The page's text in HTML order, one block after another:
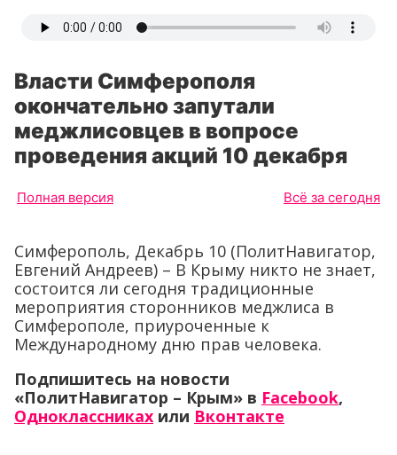
Власти Симферополя
окончательно запутали
меджлисовцев в вопросе
проведения акций 10 декабря
Полная версия Всё за сегодня
Симферополь, Декабрь 10 (ПолитНавигатор,
Евгений Андреев) – В Крыму никто не знает,
состоится ли сегодня традиционные
мероприятия сторонников меджлиса в
Симферополе, приуроченные к
Международному дню прав человека.
Подпишитесь на новости
«ПолитНавигатор – Крым» в Facebook,
Одноклассниках или Вконтакте